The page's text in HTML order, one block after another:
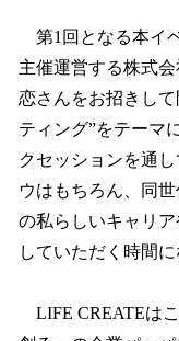
第1回となる本イ
主催運営する株式
恋さんをお招きし
ティング”をテーマ
クセッションを通
ウはもちろん、同
の私らしいキャリ
していただく時間に
LIFE CREATEは